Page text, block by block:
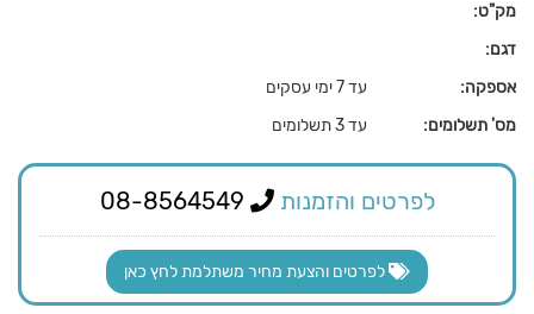
מק"ט:
דגם:
אספקה:
עד 7 ימי עסקים
מס' תשלומים:
עד 3 תשלומים
לפרטים והזמנות
לפרטים והצעת מחיר משתלמת לחץ כאן